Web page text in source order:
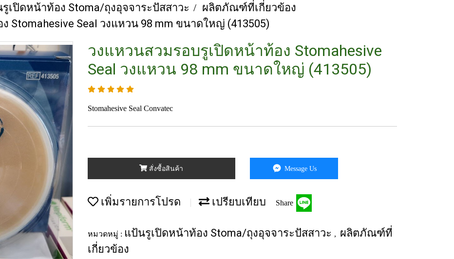
เปิดหน้าท้อง Stoma/ถุงอุจจาระปัสสาวะ
ผลิตภัณฑ์ที่เกี่ยวข้อง
Stomahesive Seal วงแหวน 98 mm ขนาดใหญ่ (413505)
วงแหวนสวมรอบรูเปิดหน้าท้อง Stomahesive
Seal วงแหวน 98 mm ขนาดใหญ่ (413505)
Stomahesive Seal Convatec
สั่งซื้อสินค้า Message Us
เพิ่มรายการโปรด เปรียบเทียบ Share
หมวดหมู่ : แป้นรูเปิดหน้าท้อง Stoma/ถุงอุจจาระปัสสาวะ , ผลิตภัณฑ์ที่
เกี่ยวข้อง